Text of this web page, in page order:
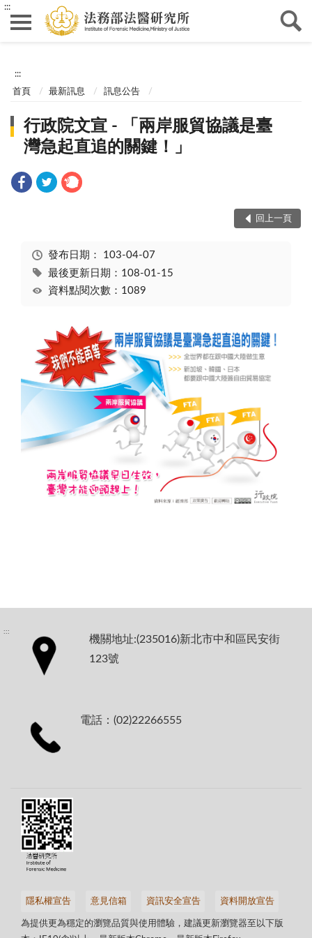
:::
:::
首頁 最新訊息 訊息公告
行政院文宣 - 「兩岸服貿協議是臺
灣急起直追的關鍵！」
回上一頁
發布日期： 103-04-07
最後更新日期：108-01-15
資料點閱次數：1089
:::
機關地址:(235016)新北市中和區民安街
123號
電話：(02)22266555
隱私權宣告 意見信箱 資訊安全宣告 資料開放宣告
為提供更為穩定的瀏覽品質與使用體驗，建議更新瀏覽器至以下版